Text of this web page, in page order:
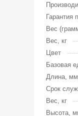
Гарантия
Вес
Вес, кг
Цвет
Базовая
Длина, мм
Срок
Вес, кг
Высота,